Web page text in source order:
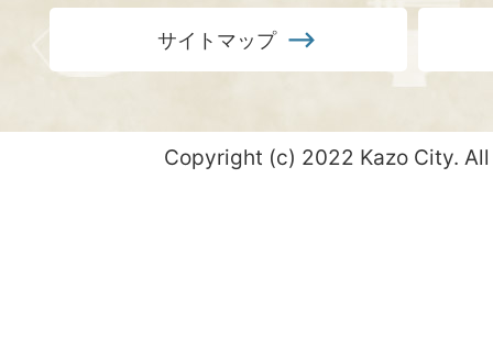
サイトマップ
Copyright (c) 2022 Kazo City.